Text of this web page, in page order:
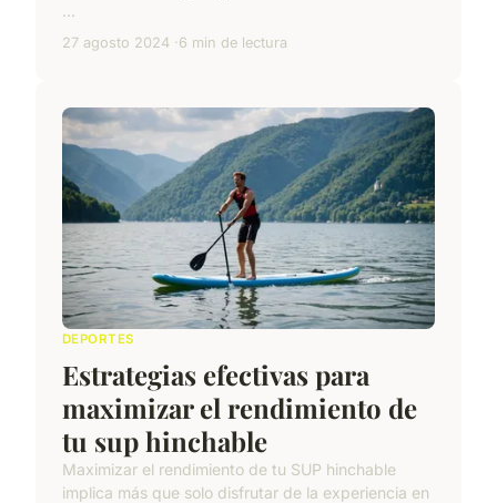
...
27 agosto 2024 6 min de lectura
DEPORTES
Estrategias efectivas para
maximizar el rendimiento de
tu sup hinchable
Maximizar el rendimiento de tu SUP hinchable
implica más que solo disfrutar de la experiencia en